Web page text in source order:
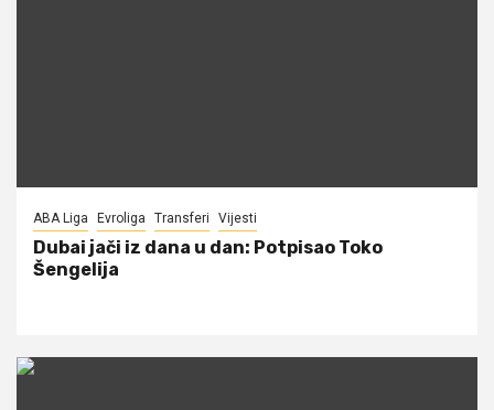
ABA Liga Evroliga Transferi Vijesti
Dubai jači iz dana u dan: Potpisao Toko
Šengelija